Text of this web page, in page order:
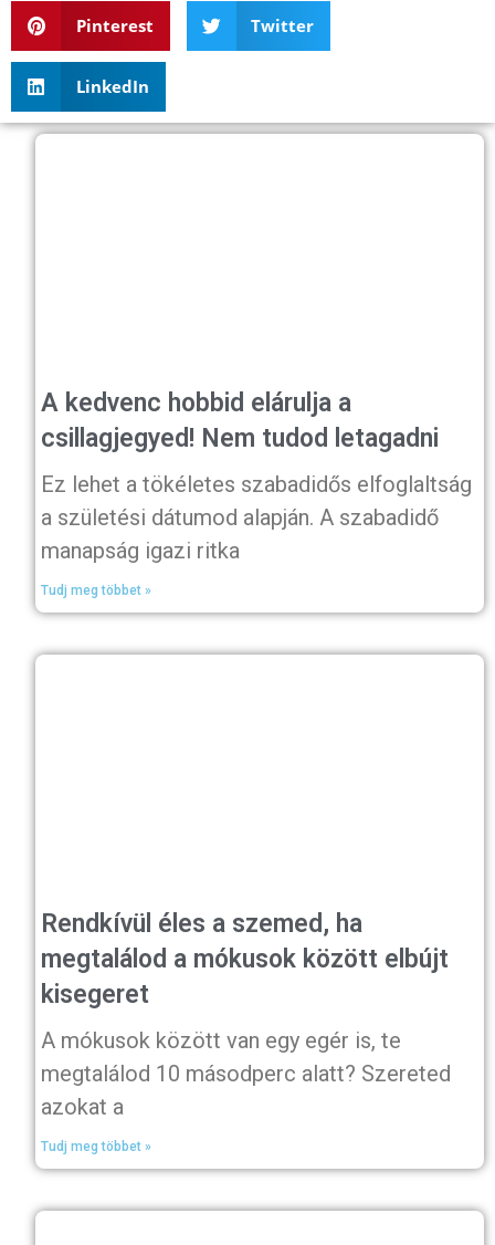
Pinterest Twitter
LinkedIn
A kedvenc hobbid elárulja a
csillagjegyed! Nem tudod letagadni
Ez lehet a tökéletes szabadidős elfoglaltság
a születési dátumod alapján. A szabadidő
manapság igazi ritka
Tudj meg többet »
Rendkívül éles a szemed, ha
megtalálod a mókusok között elbújt
kisegeret
A mókusok között van egy egér is, te
megtalálod 10 másodperc alatt? Szereted
azokat a
Tudj meg többet »